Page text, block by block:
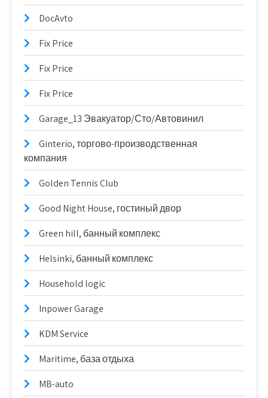
DocAvto
Fix Price
Fix Price
Fix Price
Garage_13 Эвакуатор/Сто/Автовинил
Ginterio, торгово-производственная
компания
Golden Tennis Club
Good Night House, гостиный двор
Green hill, банный комплекс
Helsinki, банный комплекс
Household logic
Inpower Garage
KDM Service
Maritime, база отдыха
MB-auto